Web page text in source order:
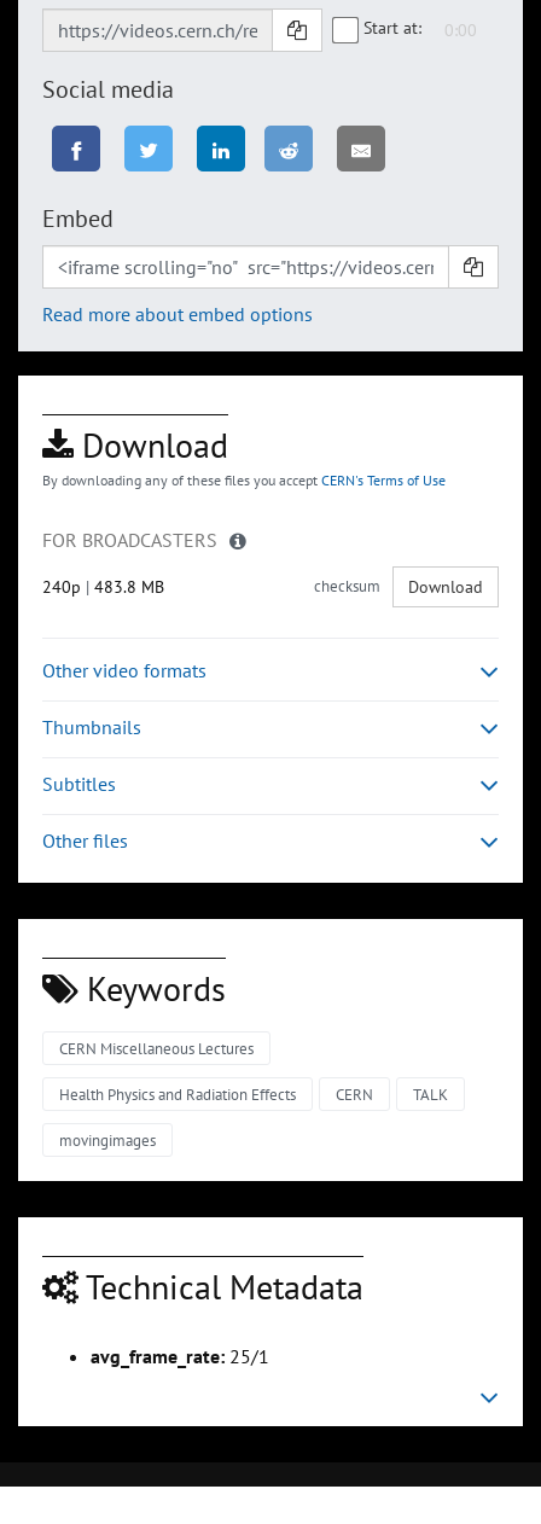
Start at:
Social media
Embed
Read more about embed options
Download
By downloading any of these files you accept CERN's Terms of Use
FOR BROADCASTERS
240p | 483.8 MB checksum Download
Other video formats
Thumbnails
Subtitles
Other files
Keywords
CERN Miscellaneous Lectures
Health Physics and Radiation Effects CERN TALK
movingimages
Technical Metadata
avg_frame_rate: 25/1